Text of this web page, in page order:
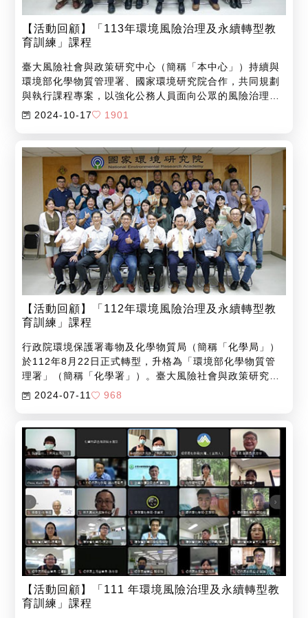
【活動回顧】「113年環境風險治理及永續轉型教
育訓練」課程
臺大風險社會與政策研究中心（簡稱「本中心」）持續與
環境部化學物質管理署、國家環境研究院合作，共同規劃
與執行課程專案，以強化公務人員面向公眾的風險治理與
政策溝通能力。
2024-10-17 1901
【活動回顧】「112年環境風險治理及永續轉型教
育訓練」課程
行政院環境保護署毒物及化學物質局（簡稱「化學局」）
於112年8月22日正式轉型，升格為「環境部化學物質管
理署」（簡稱「化學署」）。臺大風險社會與政策研究中
心（簡稱「本中心」）及台灣發展研究學會持續與化學署
理與政策溝通能力。
2024-07-11 968
【活動回顧】「111 年環境風險治理及永續轉型教
育訓練」課程